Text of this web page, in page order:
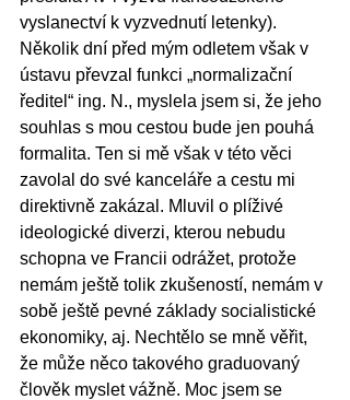
vyslanectví k vyzvednutí letenky).
Několik dní před mým odletem však v
ústavu převzal funkci „normalizační
ředitel“ ing. N., myslela jsem si, že jeho
souhlas s mou cestou bude jen pouhá
formalita. Ten si mě však v této věci
zavolal do své kanceláře a cestu mi
direktivně zakázal. Mluvil o plíživé
ideologické diverzi, kterou nebudu
schopna ve Francii odrážet, protože
nemám ještě tolik zkušeností, nemám v
sobě ještě pevné základy socialistické
ekonomiky, aj. Nechtělo se mně věřit,
že může něco takového graduovaný
člověk myslet vážně. Moc jsem se